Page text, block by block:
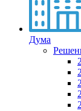
Дума